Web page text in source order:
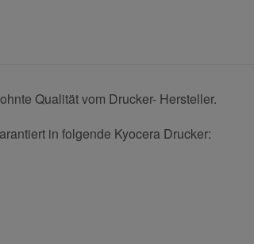
Qualität vom Drucker- Hersteller.
in folgende Kyocera Drucker: